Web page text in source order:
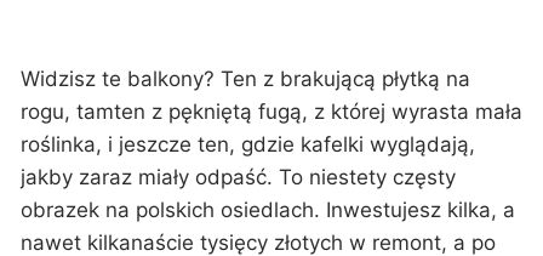
Widzisz te balkony? Ten z brakującą płytką na
rogu, tamten z pękniętą fugą, z której wyrasta mała
roślinka, i jeszcze ten, gdzie kafelki wyglądają,
jakby zaraz miały odpaść. To niestety częsty
obrazek na polskich osiedlach. Inwestujesz kilka, a
nawet kilkanaście tysięcy złotych w remont, a po